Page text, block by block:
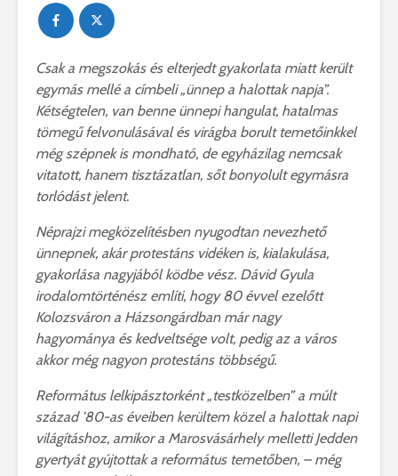
Csak a megszokás és elterjedt gyakorlata miatt került
egymás mellé a címbeli „ünnep a halottak napja”.
Kétségtelen, van benne ünnepi hangulat, hatalmas
tömegű felvonulásával és virágba borult temetőinkkel
még szépnek is mondható, de egyházilag nemcsak
vitatott, hanem tisztázatlan, sőt bonyolult egymásra
torlódást jelent.
Néprajzi megközelítésben nyugodtan nevezhető
ünnepnek, akár protestáns vidéken is, kialakulása,
gyakorlása nagyjából ködbe vész. Dávid Gyula
irodalomtörténész említi, hogy 80 évvel ezelőtt
Kolozsváron a Házsongárdban már nagy
hagyománya és kedveltsége volt, pedig az a város
akkor még nagyon protestáns többségű.
Református lelkipásztorként „testközelben” a múlt
század ’80-as éveiben kerültem közel a halottak napi
világításhoz, amikor a Marosvásárhely melletti Jedden
gyertyát gyújtottak a református temetőben, – még